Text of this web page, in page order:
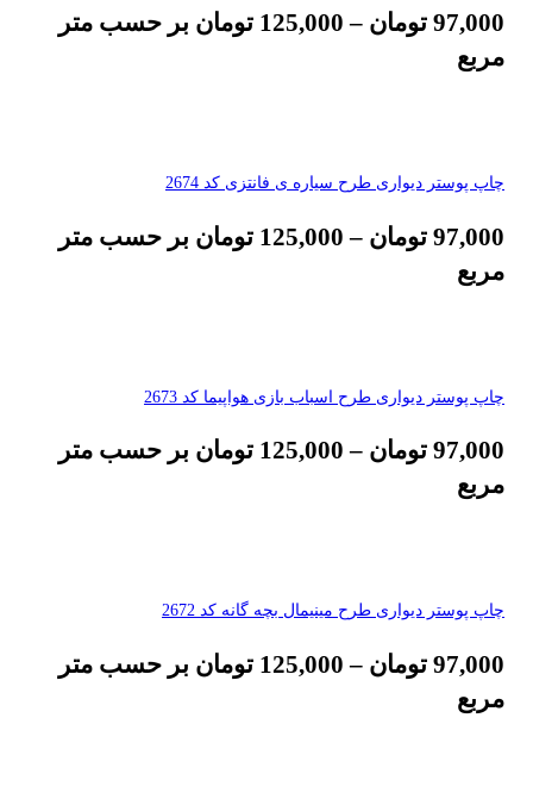
97,000 تومان –
125,000 تومان بر حسب متر
مربع
چاپ پوستر دیواری طرح سیاره ی فانتزی کد 2674
97,000 تومان –
125,000 تومان بر حسب متر
مربع
چاپ پوستر دیواری طرح اسباب بازی هواپیما کد 2673
97,000 تومان –
125,000 تومان بر حسب متر
مربع
چاپ پوستر دیواری طرح مینیمال بچه گانه کد 2672
97,000 تومان –
125,000 تومان بر حسب متر
مربع